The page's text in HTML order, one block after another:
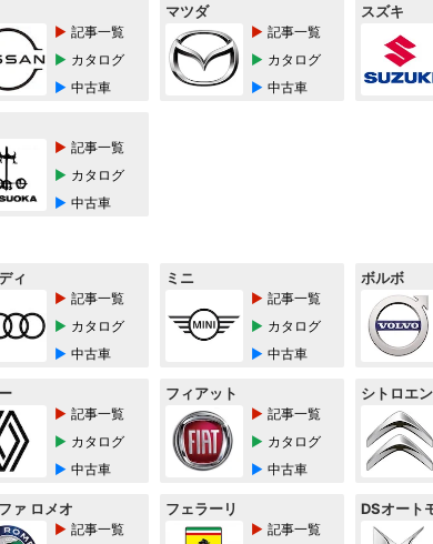
記事一覧
カタログ
中古車
マツダ
記事一覧
カタログ
中古車
スズキ
記事一覧
カタログ
中古車
ィ
記事一覧
カタログ
中古車
ミニ
記事一覧
カタログ
中古車
ボルボ
記事一覧
カタログ
中古車
フィアット
記事一覧
カタログ
中古車
シトロエン
ァ ロメオ
記事一覧
フェラーリ
記事一覧
DSオート